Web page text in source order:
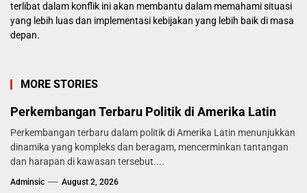
terlibat dalam konflik ini akan membantu dalam memahami situasi
yang lebih luas dan implementasi kebijakan yang lebih baik di masa
depan.
MORE STORIES
Perkembangan Terbaru Politik di Amerika Latin
Perkembangan terbaru dalam politik di Amerika Latin menunjukkan
dinamika yang kompleks dan beragam, mencerminkan tantangan
dan harapan di kawasan tersebut....
Adminsic August 2, 2026